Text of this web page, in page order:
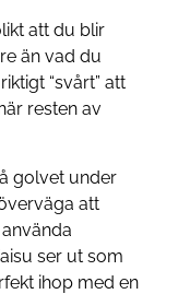
att du blir
än vad du
“svårt” att
resten av
golvet under
att
ser ut som
ihop med en